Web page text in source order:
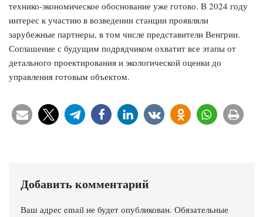
технико-экономическое обоснование уже готово. В 2024 году
интерес к участию в возведении станции проявляли
зарубежные партнеры, в том числе представители Венгрии.
Соглашение с будущим подрядчиком охватит все этапы от
детального проектирования и экологической оценки до
управления готовым объектом.
Добавить комментарий
Ваш адрес email не будет опубликован. Обязательные